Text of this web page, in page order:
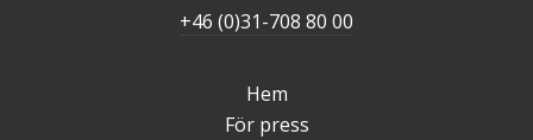
+46 (0)31-708 80 00
Hem
För press